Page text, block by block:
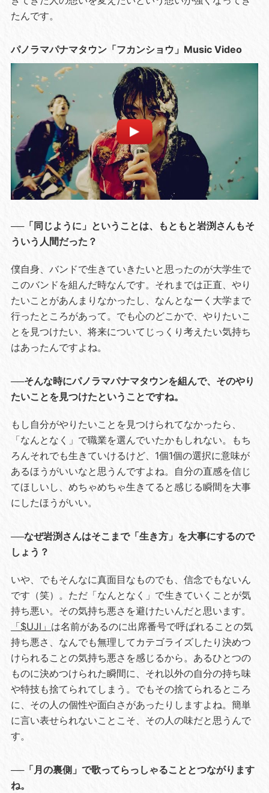
たんです。
パノラマパナマタウン「フカンショウ」Music Video
──「同じように」ということは、もともと岩渕さんもそ
ういう人間だった？
僕自身、バンドで生きていきたいと思ったのが大学生で
このバンドを組んだ時なんです。それまでは正直、やり
たいことがあんまりなかったし、なんとなーく大学まで
行ったところがあって。でも心のどこかで、やりたいこ
とを見つけたい、将来についてじっくり考えたい気持ち
はあったんですよね。
──そんな時にパノラマパナマタウンを組んで、そのやり
たいことを見つけたということですね。
もし自分がやりたいことを見つけられてなかったら、
「なんとなく」で職業を選んでいたかもしれない。もち
ろんそれでも生きていけるけど、1個1個の選択に意味が
あるほうがいいなと思うんですよね。自分の直感を信じ
てほしいし、めちゃめちゃ生きてると感じる瞬間を大事
にしたほうがいい。
──なぜ岩渕さんはそこまで「生き方」を大事にするので
しょう？
いや、でもそんなに真面目なものでも、信念でもないん
です（笑）。ただ「なんとなく」で生きていくことが気
持ち悪い。その気持ち悪さを避けたいんだと思います。
「$UJI」 は名前があるのに出席番号で呼ばれることの気
持ち悪さ、なんでも無理してカテゴライズしたり決めつ
けられることの気持ち悪さを感じるから。あるひとつの
ものに決めつけられた瞬間に、それ以外の自分の持ち味
や特技も捨てられてしまう。でもその捨てられるところ
に、その人の個性や面白さがあったりしますよね。簡単
に言い表せられないことこそ、その人の味だと思うんで
す。
──「月の裏側」で歌ってらっしゃることとつながります
ね。